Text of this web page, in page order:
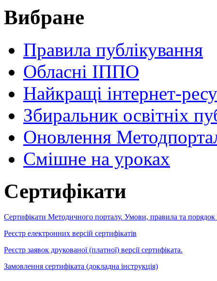
Вибране
Правила публікування
Обласні ІППО
Найкращі інтернет-
Збиральник освітніх
Оновлення
Cмішне на уроках
Сертифікати
Сертифікати Методичного порталу. Умови, правила та порядок
Реєстр електронних версій сертифікатів
Реєстр заявок друкованої (платної) версії сертифіката.
Замовлення сертифіката (докладна інструкція)